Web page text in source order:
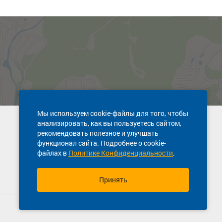
Мы используем cookie-файлы для того, чтобы
анализировать, как вы пользуетесь сайтом,
рекомендовать полезное и улучшать
функционал сайта. Подробнее о cookie-
файлах в Политике Конфиденциальности.
Принять
Техническая поддержка сайта
8 800 600-03-38